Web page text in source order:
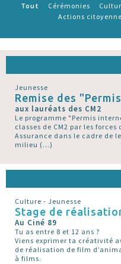
Tout Cérémonies
Actions
Jeunesse
Remise des
aux lauréats des CM2
Le programme "Permis
classes de CM2 par les
Assurance dans le cadre de
milieu (…)
Culture - Jeunesse
Stage de
Au Ciné 89
Tu as entre 8 et 12 ans ?
Viens exprimer ta créativité
de réalisation de film
à films.